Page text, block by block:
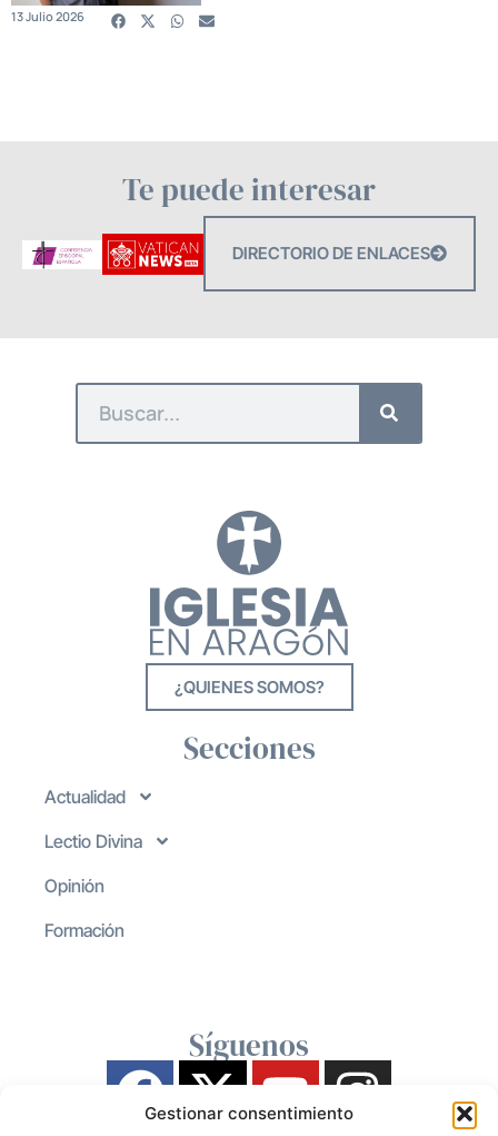
Gestionar consentimiento
13 Julio 2026
Te puede interesar
DIRECTORIO DE ENLACES
¿QUIENES SOMOS?
Secciones
Actualidad
Lectio Divina
Opinión
Formación
Síguenos